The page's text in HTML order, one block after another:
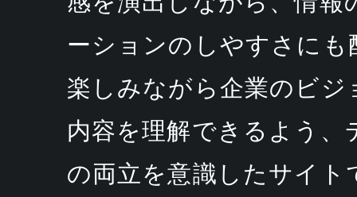
ーションのしやすさにも
楽しみながら企業のビジ
内容を理解できるよう、
の両立を意識したサイト